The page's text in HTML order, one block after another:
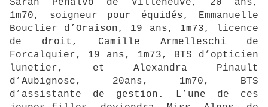
Sarah Penalvo de Villeneuve, 20 ans,
1m70, soigneur pour équidés, Emmanuelle
Bouclier d’Oraison, 19 ans, 1m73, licence
de droit, Camille Armelleschi de
Forcalquier, 19 ans, 1m73, BTS d’opticien
lunetier, et Alexandra Pinault
d’Aubignosc, 20ans, 1m70, BTS
d’assistante de gestion. L’une de ces